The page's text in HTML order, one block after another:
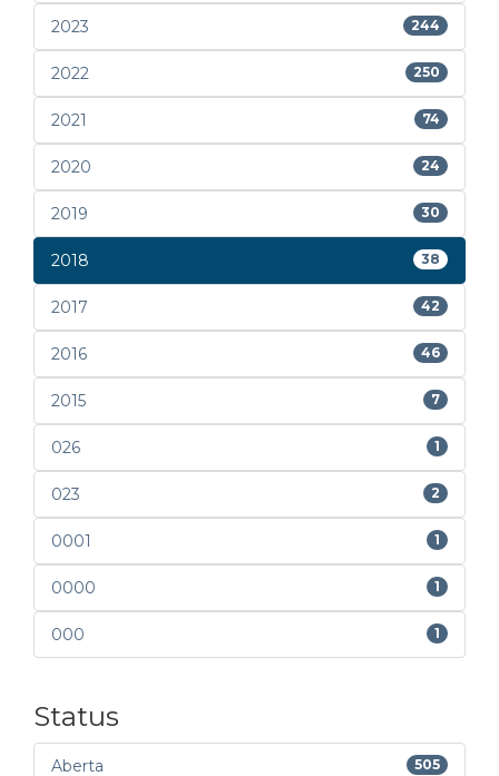
2023 244
2022 250
2021 74
2020 24
2019 30
2018 38
2017 42
2016 46
2015 7
026 1
023 2
0001 1
0000 1
000 1
Status
Aberta 505